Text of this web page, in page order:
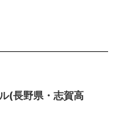
(長野県・志賀高